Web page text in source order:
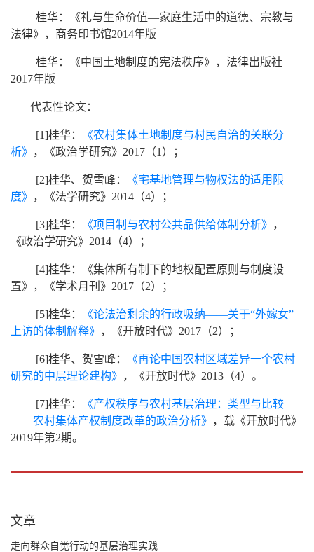
桂华：
《礼与生命价值—家庭生活中的道德、宗教与
法律》，商务印书馆2014年版
桂华：
《中国土地制度的宪法秩序》，法律出版社
2017年版
代表性论文：
[1]桂华：
《农村集体土地制度与村民自治的关联分
析》 ，《政治学研究》 2017 （1 ）；
[2]桂华、贺雪峰：
《宅基地管理与物权法的适用限
度》 ，《法学研究》 2014 （4）；
[3]桂华： 《项目制与农村公共品供给体制分析》 ，
《政治学研究》 2014 （4）；
[4]桂华：《集体所有制下的地权配置原则与制度设
置》，《学术月刊》 2017 （2）；
[5]桂华：
《论法治剩余的行政吸纳——关于“外嫁女”
上访的体制解释》 ，《开放时代》 2017 （2）；
[6]桂华、贺雪峰：
《再论中国农村区域差异一个农村
研究的中层理论建构》 ，《开放时代》 2013 （4）。
[7]桂华：
《产权秩序与农村基层治理：类型与比较
——农村集体产权制度改革的政治分析》 ，载《开放时代》
2019年第2期。
文章
走向群众自觉行动的基层治理实践